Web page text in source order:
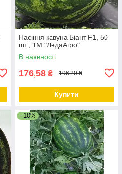
Насіння кавуна Біант F1, 50
шт., ТМ "ЛедаАгро"
В наявності
176,58 ₴ 196,20 ₴
Купити
–10%